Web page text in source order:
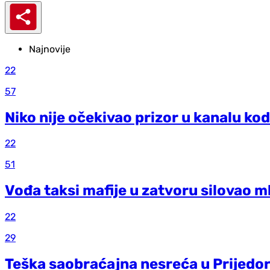
Najnovije
22
57
Niko nije očekivao prizor u kanalu
22
51
Vođa taksi mafije u zatvoru silovao
22
29
Teška saobraćajna nesreća u